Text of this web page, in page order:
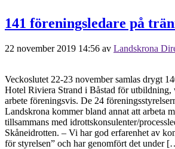
141 föreningsledare på
22 november 2019 14:56 av Landskrona
Veckoslutet 22-23 november samlas drygt
Hotel Riviera Strand i Båstad för utbildning,
arbete föreningsvis. De 24
Landskrona kommer bland annat att arbeta
tillsammans med idrottskonsulenter/
Skåneidrotten. – Vi har god erfarenhet av
för styrelsen” och har genomfört det under